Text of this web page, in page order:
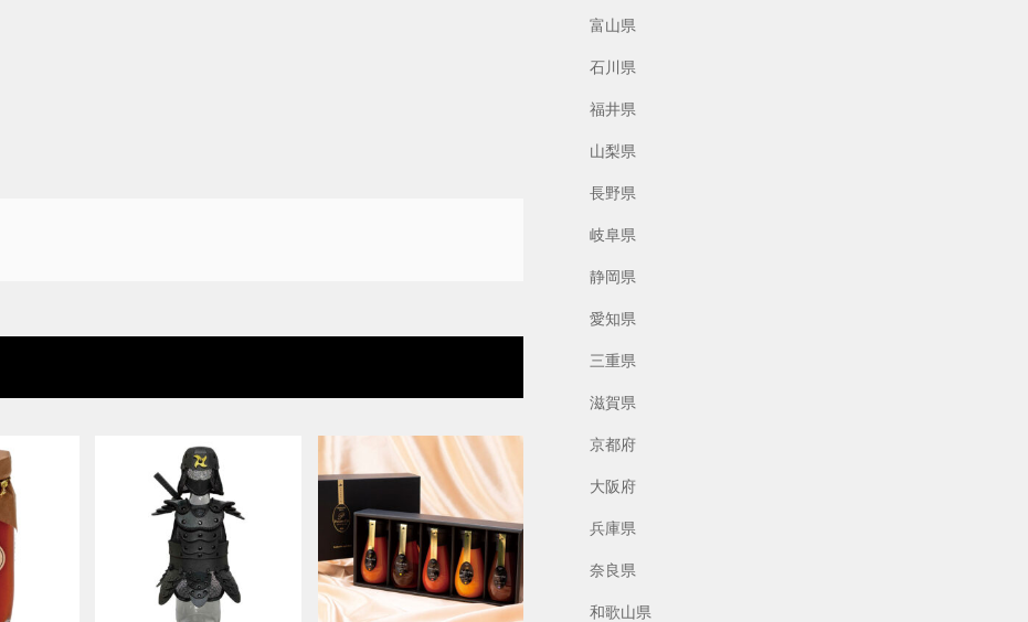
富山県
石川県
福井県
山梨県
長野県
岐阜県
静岡県
愛知県
三重県
滋賀県
京都府
大阪府
兵庫県
奈良県
和歌山県